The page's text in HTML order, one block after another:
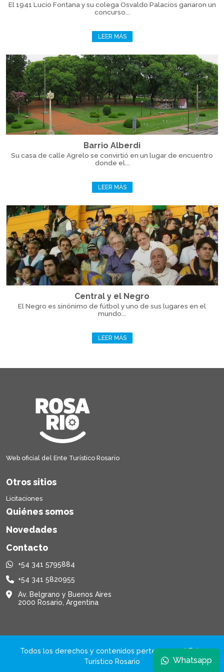
El 1941 Lucio Fontana y su colega Osvaldo Palacios ganaron un
concurso...
LEER MÁS
Barrio Alberdi
Su casa de calle Agrelo se convirtió en un lugar de encuentro
donde el...
LEER MÁS
Central y el Negro
El Negro es sinónimo de fútbol y uno de sus lugares en el
mundo...
LEER MÁS
Whatsapp
Web oficial del Ente Turístico Rosario
Otros sitios
Licitaciones
Quiénes somos
Novedades
Contacto
+54 341 5795884
+54 341 5820955
Av. Belgrano y Buenos Aires
2000 Rosario, Argentina
Todos los derechos y contenidos pertenecen al Ente
Turístico Rosario